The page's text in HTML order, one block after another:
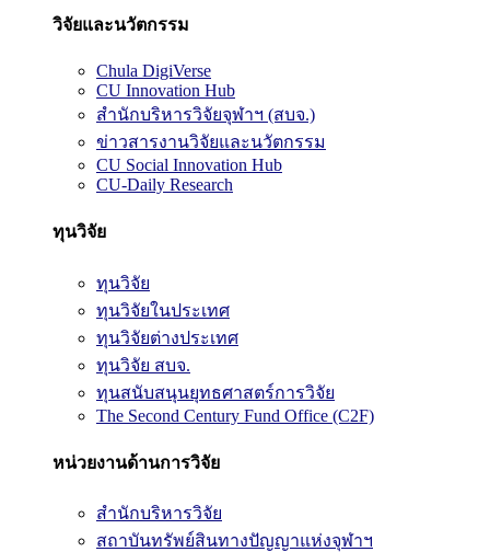
วิจัยและนวัตกรรม
Chula DigiVerse
CU Innovation Hub
สำนักบริหารวิจัยจุฬาฯ (สบจ.)
ข่าวสารงานวิจัยและนวัตกรรม
CU Social Innovation Hub
CU-Daily Research
ทุนวิจัย
ทุนวิจัย
ทุนวิจัยในประเทศ
ทุนวิจัยต่างประเทศ
ทุนวิจัย สบจ.
ทุนสนับสนุนยุทธศาสตร์การวิจัย
The Second Century Fund Office (C2F)
หน่วยงานด้านการวิจัย
สำนักบริหารวิจัย
สถาบันทรัพย์สินทางปัญญาแห่งจุฬาฯ